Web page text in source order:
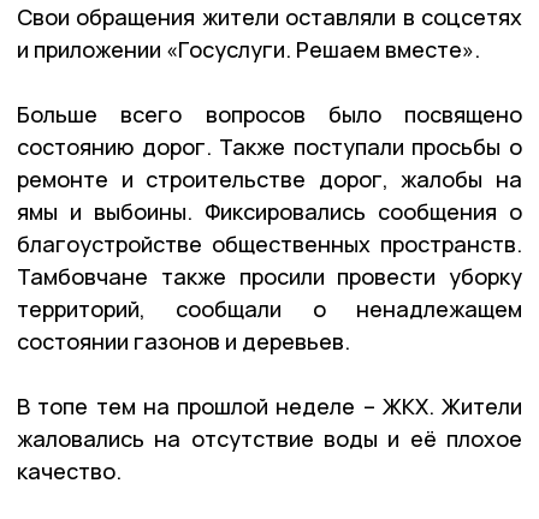
Свои обращения жители оставляли в соцсетях
и приложении «Госуслуги. Решаем вместе».
Больше всего вопросов было посвящено
состоянию дорог. Также поступали просьбы о
ремонте и строительстве дорог, жалобы на
ямы и выбоины. Фиксировались сообщения о
благоустройстве общественных пространств.
Тамбовчане также просили провести уборку
территорий, сообщали о ненадлежащем
состоянии газонов и деревьев.
В топе тем на прошлой неделе – ЖКХ. Жители
жаловались на отсутствие воды и её плохое
качество.